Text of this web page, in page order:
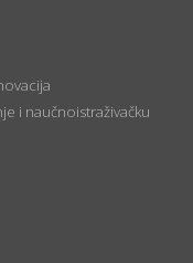
i naučnoistraživačku